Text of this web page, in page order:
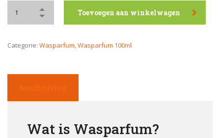
Toevoegen aan winkelwagen
Categorie: Wasparfum,Wasparfum 100ml
Wat is Wasparfum?